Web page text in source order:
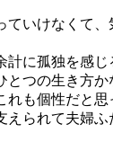
ていけなくて
計に孤独を感じ
つの生き方か
れも個性だと思
えられて夫婦